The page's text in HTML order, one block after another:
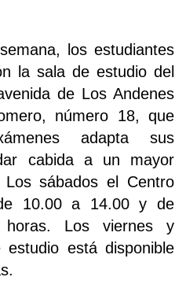
los estudiantes
la sala de estudio del
de Los Andenes
número 18, que
adapta sus
cabida a un mayor
sábados el Centro
10.00 a 14.00 y de
Los viernes y
está disponible